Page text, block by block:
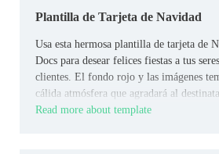
Plantilla de Tarjeta de Navidad
Usa esta hermosa plantilla de tarjeta de
Docs para desear felices fiestas a tus
clientes. El fondo rojo y las imágenes
cálida atmósfera que agradará al
Read more about template